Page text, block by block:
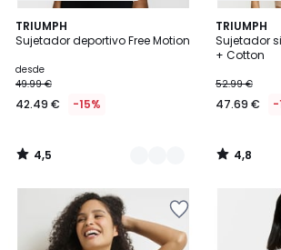
TRIUMPH
Sujetador deportivo Free Motion
desde
49.99 €
42.49 € -15%
4,5
/ 5
2
Colores
4,5
/
TRIUMPH
Sujetador
+ Cotton
52.99 €
47.69 € -
4,8
/ 5
4,8
/